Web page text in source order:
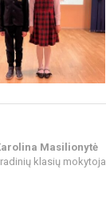
Masilionytė
klasių mokytoja